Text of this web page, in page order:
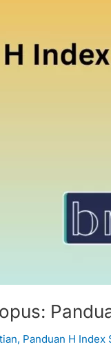
, Panduan H Index